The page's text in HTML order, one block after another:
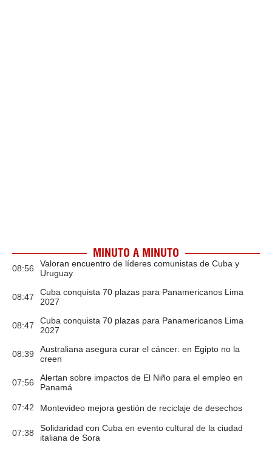
MINUTO A MINUTO
08:56
Valoran encuentro de líderes comunistas de Cuba y
Uruguay
08:47
Cuba conquista 70 plazas para Panamericanos Lima
2027
08:47
Cuba conquista 70 plazas para Panamericanos Lima
2027
08:39
Australiana asegura curar el cáncer: en Egipto no la
creen
07:56
Alertan sobre impactos de El Niño para el empleo en
Panamá
07:42 Montevideo mejora gestión de reciclaje de desechos
07:38
Solidaridad con Cuba en evento cultural de la ciudad
italiana de Sora